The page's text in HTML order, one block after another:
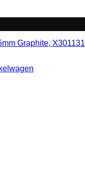
Graphite, X301131